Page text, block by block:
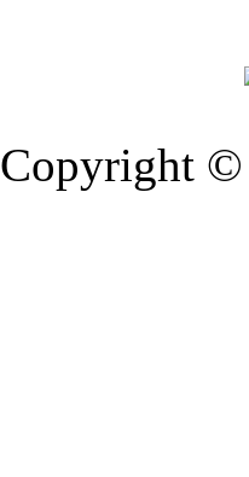
Copyright ©